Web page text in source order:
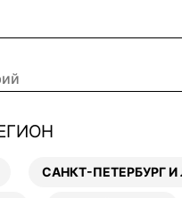
САНКТ-ПЕТЕРБУРГ И